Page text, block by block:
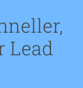
Lead